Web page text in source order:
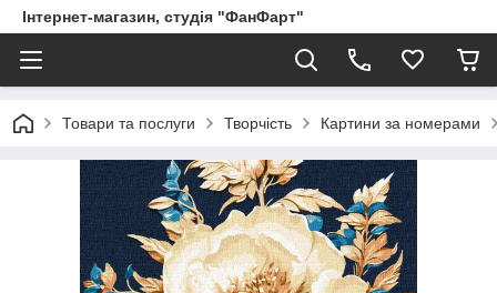
Інтернет-магазин, студія "ФанФарт"
Товари та послуги Творчість Картини за номерами